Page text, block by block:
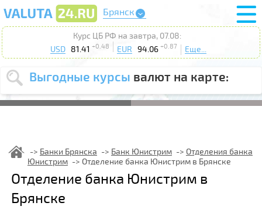
Брянск
Курс ЦБ РФ на завтра, 07.08:
USD 81.41 +0.48 EUR 94.06 +0.87 Еще...
Выгодные курсы валют на карте:
Выберите
USD EUR
курс от
Выберите
действие: Продать
Банки Брянска Банк Юнистрим
Отделения банка
Юнистрим
Отделение банка Юнистрим в Брянске
Отделение банка Юнистрим в
Брянске